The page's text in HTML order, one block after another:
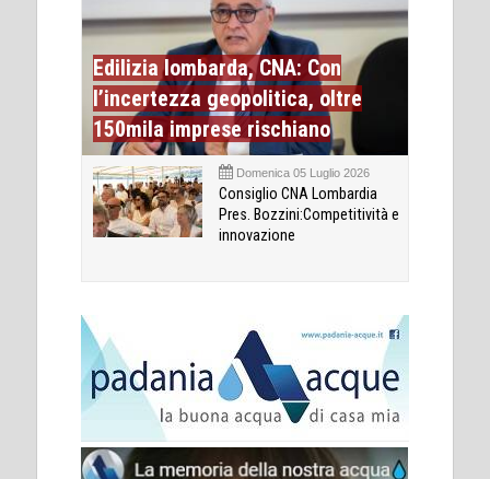
Edilizia lombarda, CNA: Con
l’incertezza geopolitica, oltre
150mila imprese rischiano
Domenica 05 Luglio 2026
Consiglio CNA Lombardia
Pres. Bozzini:Competitività e
innovazione